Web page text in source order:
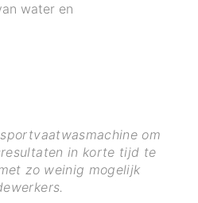
water en
om
in korte tijd te
zo weinig mogelijk